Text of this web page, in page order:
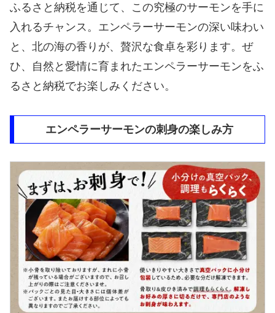
ふるさと納税を通じて、この究極のサーモンを手に
入れるチャンス。エンペラーサーモンの深い味わい
と、北の海の香りが、贅沢な食卓を彩ります。ぜ
ひ、自然と愛情に育まれたエンペラーサーモンをふ
るさと納税でお楽しみください。
エンペラーサーモンの刺身の楽しみ方